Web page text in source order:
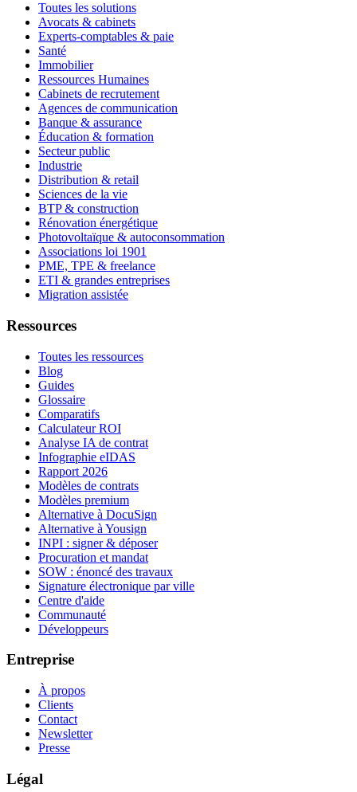
Toutes les solutions
Avocats & cabinets
Experts-comptables & paie
Santé
Immobilier
Ressources Humaines
Cabinets de recrutement
Agences de communication
Banque & assurance
Éducation & formation
Secteur public
Industrie
Distribution & retail
Sciences de la vie
BTP & construction
Rénovation énergétique
Photovoltaïque & autoconsommation
Associations loi 1901
PME, TPE & freelance
ETI & grandes entreprises
Migration assistée
Ressources
Toutes les ressources
Blog
Guides
Glossaire
Comparatifs
Calculateur ROI
Analyse IA de contrat
Infographie eIDAS
Rapport 2026
Modèles de contrats
Modèles premium
Alternative à DocuSign
Alternative à Yousign
INPI : signer & déposer
Procuration et mandat
SOW : énoncé des travaux
Signature électronique par ville
Centre d'aide
Communauté
Développeurs
Entreprise
À propos
Clients
Contact
Newsletter
Presse
Légal